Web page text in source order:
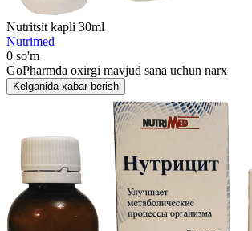
Nutritsit kapli 30ml
Nutrimed
0 so'm
GoPharmda oxirgi mavjud sana uchun narx
Kelganida xabar berish